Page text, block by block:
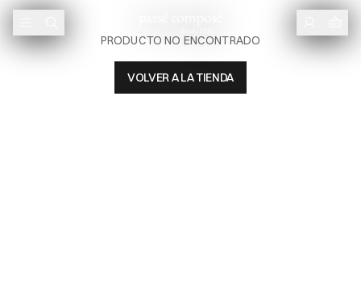
PRODUCTO NO ENCONTRADO
VOLVER A LA TIENDA